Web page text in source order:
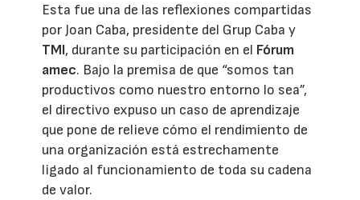
Esta fue una de las reflexiones compartidas
por Joan Caba, presidente del Grup Caba y
TMI, durante su participación en el Fórum
amec. Bajo la premisa de que “somos tan
productivos como nuestro entorno lo sea”,
el directivo expuso un caso de aprendizaje
que pone de relieve cómo el rendimiento de
una organización está estrechamente
ligado al funcionamiento de toda su cadena
de valor.